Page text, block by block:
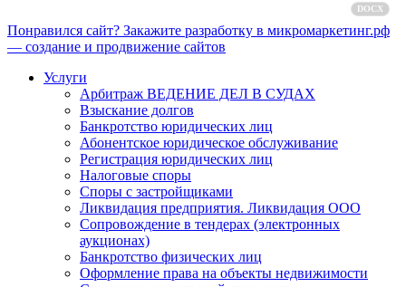
DOCX
Понравился сайт? Закажите разработку в микромаркетинг.рф
— создание и продвижение сайтов
Услуги
Арбитраж ВЕДЕНИЕ ДЕЛ В СУДАХ
Взыскание долгов
Банкротство юридических лиц
Абонентское юридическое обслуживание
Регистрация юридических лиц
Налоговые споры
Споры с застройщиками
Ликвидация предприятия. Ликвидация ООО
Сопровождение в тендерах (электронных
аукционах)
Банкротство физических лиц
Оформление права на объекты недвижимости